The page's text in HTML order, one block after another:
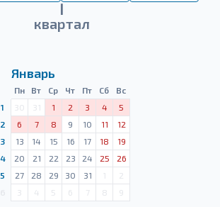
Ⅰ
квартал
Январь
Пн Вт Ср Чт Пт Сб
Вс
1
30 31 1 2 3 4
5
2
6 7 8 9 10 11
12
3
13 14 15 16 17 18
19
4
20 21 22 23 24 25
26
5
27 28 29 30 31 1
2
3 4 5 6 7 8 9